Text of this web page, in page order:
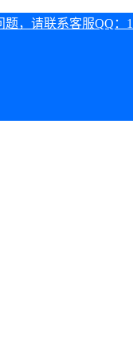
，请联系客服QQ：